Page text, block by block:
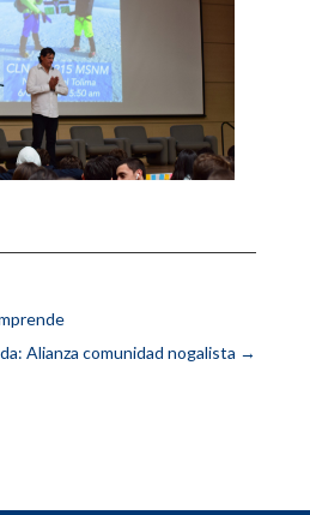
Alianza comunidad nogalista →